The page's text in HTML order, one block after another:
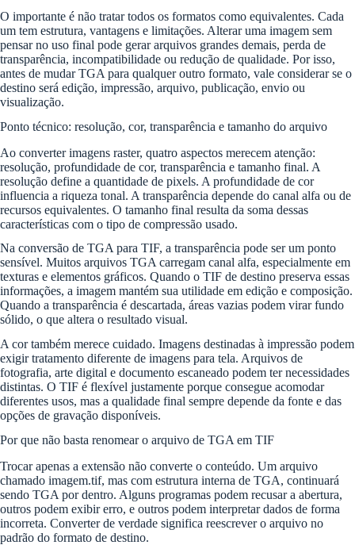
O importante é não tratar todos os formatos como equivalentes. Cada
um tem estrutura, vantagens e limitações. Alterar uma imagem sem
pensar no uso final pode gerar arquivos grandes demais, perda de
transparência, incompatibilidade ou redução de qualidade. Por isso,
antes de mudar TGA para qualquer outro formato, vale considerar se o
destino será edição, impressão, arquivo, publicação, envio ou
visualização.
Ponto técnico: resolução, cor, transparência e tamanho do arquivo
Ao converter imagens raster, quatro aspectos merecem atenção:
resolução, profundidade de cor, transparência e tamanho final. A
resolução define a quantidade de pixels. A profundidade de cor
influencia a riqueza tonal. A transparência depende do canal alfa ou de
recursos equivalentes. O tamanho final resulta da soma dessas
características com o tipo de compressão usado.
Na conversão de TGA para TIF, a transparência pode ser um ponto
sensível. Muitos arquivos TGA carregam canal alfa, especialmente em
texturas e elementos gráficos. Quando o TIF de destino preserva essas
informações, a imagem mantém sua utilidade em edição e composição.
Quando a transparência é descartada, áreas vazias podem virar fundo
sólido, o que altera o resultado visual.
A cor também merece cuidado. Imagens destinadas à impressão podem
exigir tratamento diferente de imagens para tela. Arquivos de
fotografia, arte digital e documento escaneado podem ter necessidades
distintas. O TIF é flexível justamente porque consegue acomodar
diferentes usos, mas a qualidade final sempre depende da fonte e das
opções de gravação disponíveis.
Por que não basta renomear o arquivo de TGA em TIF
Trocar apenas a extensão não converte o conteúdo. Um arquivo
chamado imagem.tif, mas com estrutura interna de TGA, continuará
sendo TGA por dentro. Alguns programas podem recusar a abertura,
outros podem exibir erro, e outros podem interpretar dados de forma
incorreta. Converter de verdade significa reescrever o arquivo no
padrão do formato de destino.